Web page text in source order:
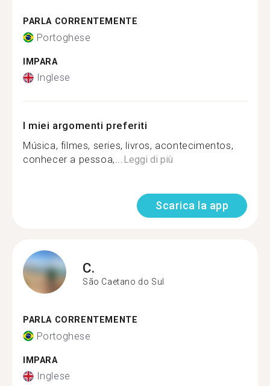
PARLA CORRENTEMENTE
Portoghese
IMPARA
Inglese
I miei argomenti preferiti
Música, filmes, series, livros, acontecimentos,
conhecer a pessoa,...Leggi di più
Scarica la app
C.
São Caetano do Sul
PARLA CORRENTEMENTE
Portoghese
IMPARA
Inglese